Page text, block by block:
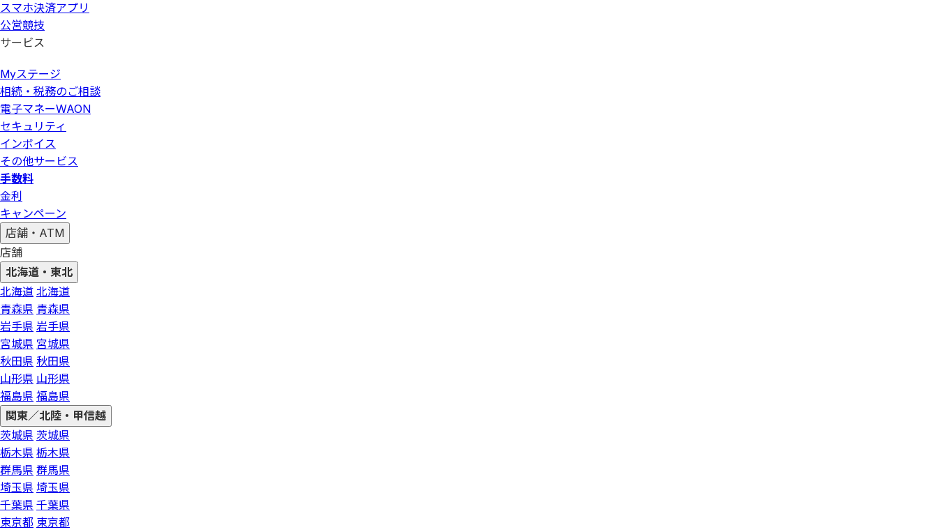
スマホ決済アプリ
公営競技
サービス
Myステージ
相続・税務のご相談
電子マネーWAON
セキュリティ
インボイス
その他サービス
手数料
金利
キャンペーン
店舗・ATM
店舗
北海道・東北
北海道 北海道
青森県 青森県
岩手県 岩手県
宮城県 宮城県
秋田県 秋田県
山形県 山形県
福島県 福島県
関東／北陸・甲信越
茨城県 茨城県
栃木県 栃木県
群馬県 群馬県
埼玉県 埼玉県
千葉県 千葉県
東京都 東京都